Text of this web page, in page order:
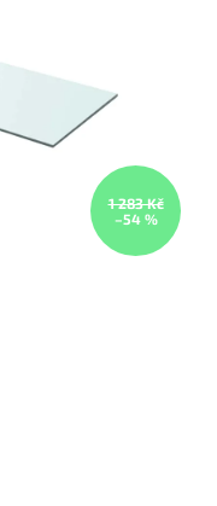
1 283 Kč
–54 %